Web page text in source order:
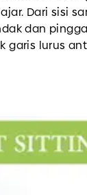
Dari sisi
dan
garis lurus